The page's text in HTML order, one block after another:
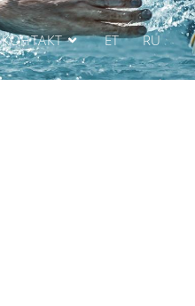
КОНТАКТ ET RU